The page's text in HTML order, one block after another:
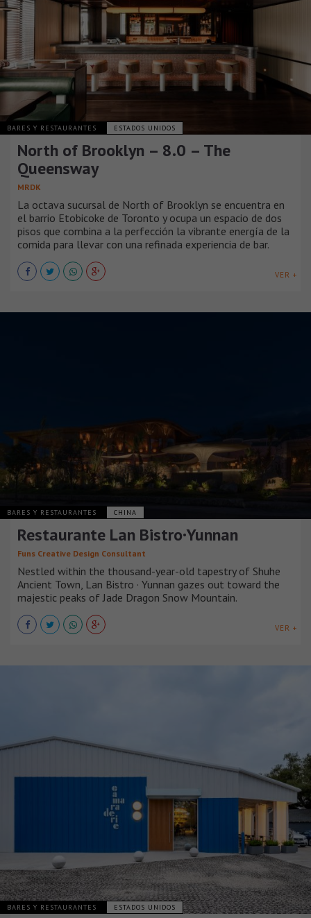
BARES Y RESTAURANTES ESTADOS UNIDOS
North of Brooklyn – 8.0 – The
Queensway
MRDK
La octava sucursal de North of Brooklyn se encuentra en
el barrio Etobicoke de Toronto y ocupa un espacio de dos
pisos que combina a la perfección la vibrante energía de la
comida para llevar con una refinada experiencia de bar.
VER +
BARES Y RESTAURANTES CHINA
Restaurante Lan Bistro·Yunnan
Funs Creative Design Consultant
Nestled within the thousand-year-old tapestry of Shuhe
Ancient Town, Lan Bistro · Yunnan gazes out toward the
majestic peaks of Jade Dragon Snow Mountain.
VER +
BARES Y RESTAURANTES ESTADOS UNIDOS